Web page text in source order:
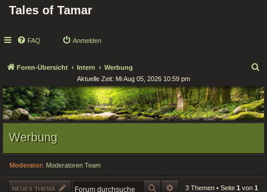
Tales of Tamar
FAQ Anmelden
Foren-Übersicht Intern Werbung
c
h
e
Aktuelle Zeit: Mi Aug 05, 2026 10:59 pm
Werbung
Moderator: Moderatoren Team
NEUES THEMA SUCHE ERWEITERTE SUCHE
3 Themen • Seite 1 von 1